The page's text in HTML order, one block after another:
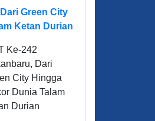
Green City
Ketan Durian
Ke-242
Dari
City Hingga
Dunia Talam
Durian